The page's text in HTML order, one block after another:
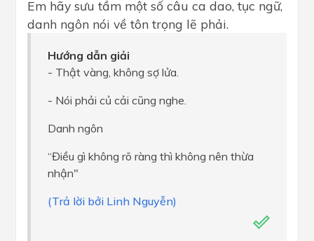
Em hãy sưu tầm một số câu ca dao, tục ngữ,
danh ngôn nói về tôn trọng lẽ phải.
Hướng dẫn giải
- Thật vàng, không sợ lửa.
- Nói phải củ cải cũng nghe.
Danh ngôn
“Điều gì không rõ ràng thì không nên thừa
nhận"
(Trả lời bởi Linh Nguyễn)